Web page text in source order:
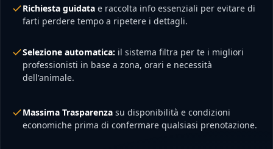
Richiesta guidata e raccolta info essenziali per evitare di
farti perdere tempo a ripetere i dettagli.
Selezione automatica: il sistema filtra per te i migliori
professionisti in base a zona, orari e necessità
dell'animale.
Massima Trasparenza su disponibilità e condizioni
economiche prima di confermare qualsiasi prenotazione.